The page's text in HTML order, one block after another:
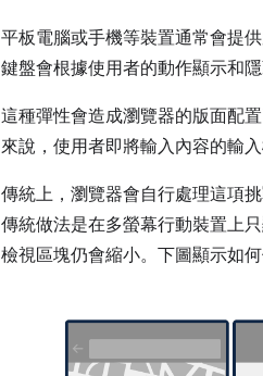
平板電腦或手機等裝置通常會提
鍵盤會根據使用者的動作顯示和
這種彈性會造成瀏覽器的版面配
來說，使用者即將輸入內容的輸
傳統上，瀏覽器會自行處理這項
傳統做法是在多螢幕行動裝置上
檢視區塊仍會縮小。下圖顯示如